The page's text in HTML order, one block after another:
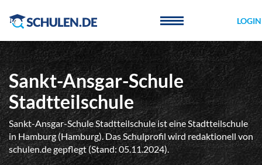
LOGIN
Sankt-Ansgar-Schule
Stadtteilschule
Sankt-Ansgar-Schule Stadtteilschule ist eine Stadtteilschule
in Hamburg (Hamburg). Das Schulprofil wird redaktionell von
schulen.de gepflegt (Stand: 05.11.2024).